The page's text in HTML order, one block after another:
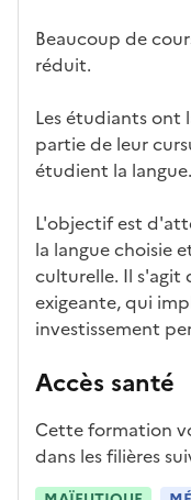
Beaucoup de
réduit.
Les étudiants ont
partie de leur
étudient la langue.
L'objectif est
la langue choisie
culturelle. Il
exigeante, qui
investissement
Accès santé
Cette formation
dans les filières